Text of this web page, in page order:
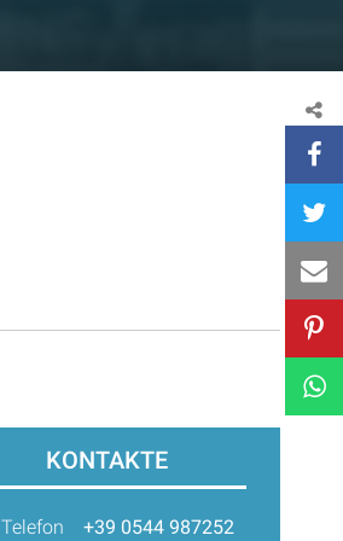
KONTAKTE
Telefon +39 0544 987252